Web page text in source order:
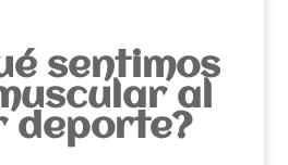
sentimos
al
deporte?